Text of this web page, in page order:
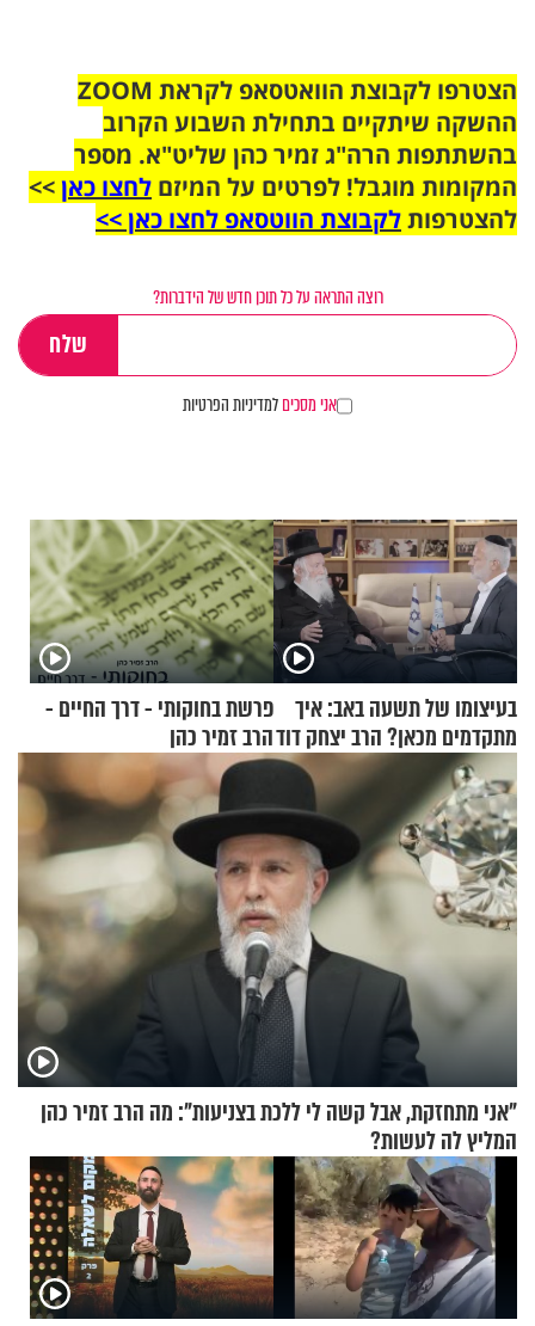
הצטרפו לקבוצת הוואטסאפ לקראת ZOOM
ההשקה שיתקיים בתחילת השבוע הקרוב
בהשתתפות הרה"ג זמיר כהן שליט"א. מספר
המקומות מוגבל! לפרטים על המיזם לחצו כאן>>
להצטרפותלקבוצת הווטסאפ לחצו כאן >>
רוצה התראה על כל תוכן חדש של הידברות?
אני מסכיםלמדיניות הפרטיות
בעיצומו של תשעה באב: איך
מתקדמים מכאן? הרב יצחק דוד
גרוסמן בשיחה מיוחדת
פרשת בחוקותי - דרך החיים -
הרב זמיר כהן
"אני מתחזקת, אבל קשה לי ללכת בצניעות": מה הרב זמיר כהן
המליץ לה לעשות?